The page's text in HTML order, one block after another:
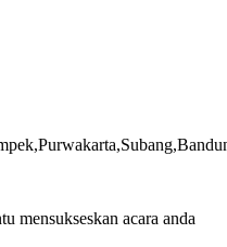
mensukseskan acara anda